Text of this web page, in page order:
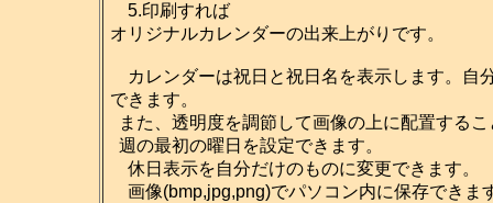
5.印刷すれば
オリジナルカレンダーの出来上がりです。
カレンダーは祝日と祝日名を表示します。自
できます。
また、透明度を調節して画像の上に配置する
週の最初の曜日を設定できます。
休日表示を自分だけのものに変更できます。
画像(bmp,jpg,png)でパソコン内に保存できま